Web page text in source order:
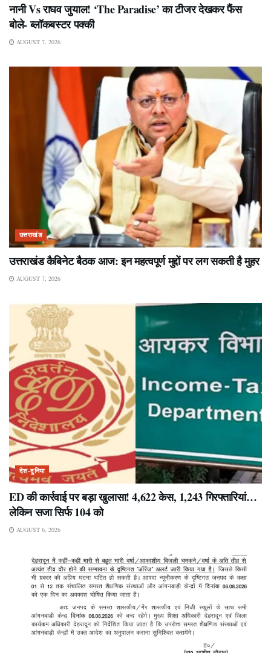
नानी Vs राघव जुयाल! ‘The Paradise’ का टीजर देखकर फैंस
बोले- ब्लॉकबस्टर पक्की
AUGUST 7, 2026
उत्तराखंड
उत्तराखंड कैबिनेट बैठक आज: इन महत्वपूर्ण मुद्दों पर लग सकती है मुहर
AUGUST 7, 2026
देश-दुनिया
ED की कार्रवाई पर बड़ा खुलासा! 4,622 केस, 1,243 गिरफ्तारियां…
लेकिन सजा सिर्फ 104 को
AUGUST 6, 2026